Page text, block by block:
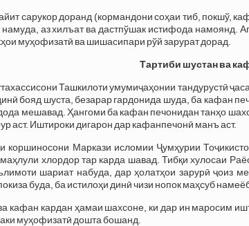
сарукор доранд (кормандони соҳаи тиб, покшў,
аз хилъат ва дастпўшак истифода намоянд.
муҳофизатӣ ва шишасипари рўй зарурат дорад.
Тартиби шустан ва
Ташкилоти умумиҷаҳонии тандурустӣ
бояд шуста, безарар гардонида шуда, ба кафан
мешавад. Ҳангоми ба кафан печонидан танҳо
аст. Иштироки дигарон дар кафанпечонӣ манъ аст.
коршиносони Маркази исломии Ҷумҳурии
хлордор тар карда шавад. Тибқи хулосаи
шариат набуда, дар ҳолатҳои зарурӣ ҷоиз
буда, ба истилоҳи динӣ чизи нопок маҳсуб
кафан кардан ҳамаи шахсоне, ки дар ин маросим
муҳофизатӣ дошта бошанд.